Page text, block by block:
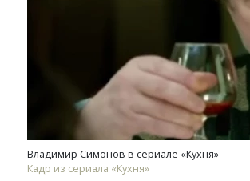
Владимир Симонов в сериале «Кухня»
Кадр из сериала «Кухня»
Ищем новые берега.
«Жилищной инициативы» Юрий
Гатилов — о том, как девелоперу
оставаться на плаву, когда
штормит
СТРОИТЕЛЬСТВО